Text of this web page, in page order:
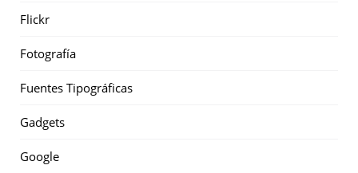
Flickr
Fotografía
Fuentes Tipográficas
Gadgets
Google